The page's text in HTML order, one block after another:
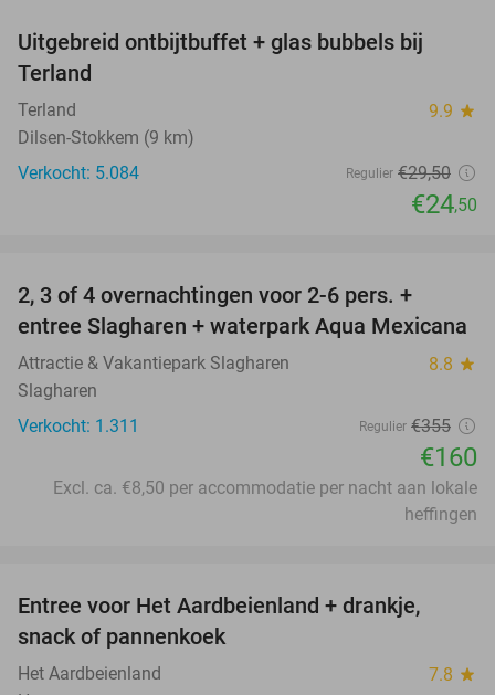
Uitgebreid ontbijtbuffet + glas bubbels bij
Terland
Terland 9.9 star
Dilsen-Stokkem (9 km)
Verkocht: 5.084
Regulier €29,50
€24,50
2, 3 of 4 overnachtingen voor 2-6 pers. +
entree Slagharen + waterpark Aqua Mexicana
Attractie & Vakantiepark Slagharen 8.8 star
Slagharen
Verkocht: 1.311
Regulier €355
€160
Excl. ca. €8,50 per accommodatie per nacht aan lokale
heffingen
Entree voor Het Aardbeienland + drankje,
snack of pannenkoek
Het Aardbeienland 7.8 star